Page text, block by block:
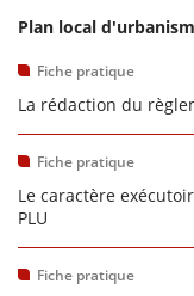
Plan local
Fiche pratique
La rédaction du
Fiche pratique
Le caractère
PLU
Fiche pratique